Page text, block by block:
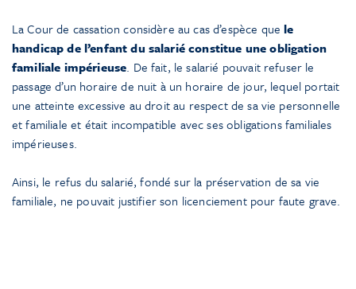
La Cour de cassation considère au cas d’espèce quele
handicap de l’enfant du salarié constitue une obligation
familiale impérieuse. De fait, le salarié pouvait refuser le
passage d’un horaire de nuit à un horaire de jour, lequel portait
une atteinte excessive au droit au respect de sa vie personnelle
et familiale et était incompatible avec ses obligations familiales
impérieuses.
Ainsi, le refus du salarié, fondé sur la préservation de sa vie
familiale, ne pouvait justifier son licenciement pour faute grave.